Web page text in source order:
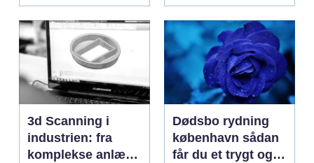
3d Scanning i
industrien: fra
komplekse anlæg
Dødsbo rydning
københavn sådan
får du et trygt og